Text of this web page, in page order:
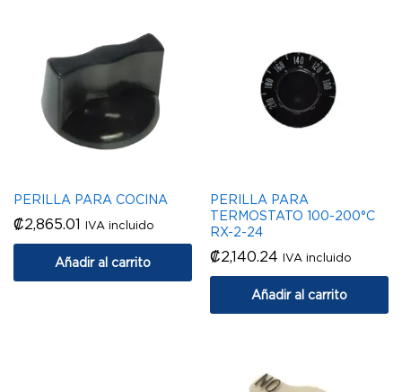
PERILLA PARA COCINA
₡2,865.01 IVA incluido
Añadir al carrito
PERILLA PARA
TERMOSTATO 100-200°C
RX-2-24
₡2,140.24 IVA incluido
Añadir al carrito